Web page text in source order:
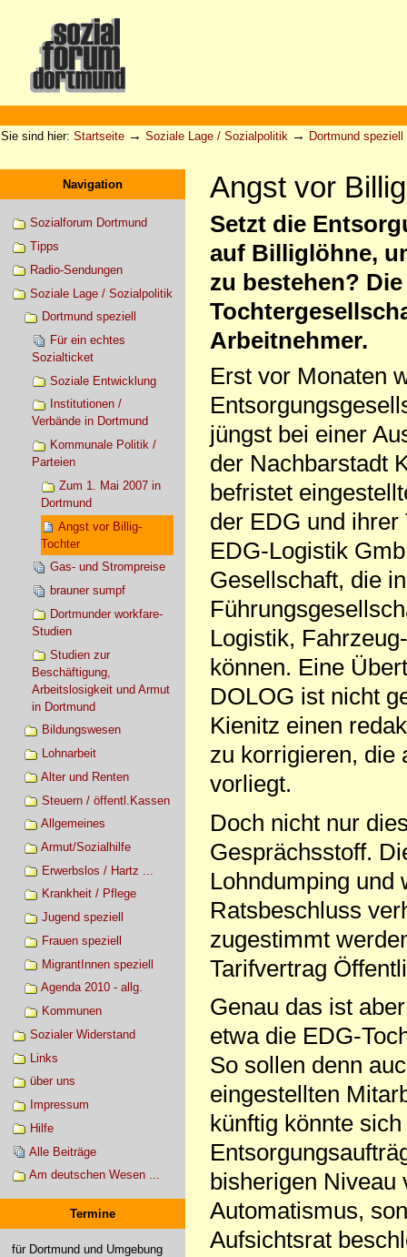
Werkzeuge
Sie sind hier: Startseite → Soziale Lage / Sozialpolitik → Dortmund speziell
Navigation
Sozialforum Dortmund
Tipps
Radio-Sendungen
Soziale Lage / Sozialpolitik
Dortmund speziell
Für ein echtes
Sozialticket
Soziale Entwicklung
Institutionen /
Verbände in Dortmund
Kommunale Politik /
Parteien
Zum 1. Mai 2007 in
Dortmund
Angst vor Billig-
Tochter
Gas- und Strompreise
brauner sumpf
Dortmunder workfare-
Studien
Studien zur
Beschäftigung,
Arbeitslosigkeit und Armut
in Dortmund
Bildungswesen
Lohnarbeit
Alter und Renten
Steuern / öffentl.Kassen
Allgemeines
Armut/Sozialhilfe
Erwerbslos / Hartz ...
Krankheit / Pflege
Jugend speziell
Frauen speziell
MigrantInnen speziell
Agenda 2010 - allg.
Kommunen
Sozialer Widerstand
Links
über uns
Impressum
Hilfe
Alle Beiträge
Am deutschen Wesen ...
Termine
für Dortmund und Umgebung
Angst vor
Setzt die
auf Billiglöhne,
zu bestehen?
Arbeitnehmer.
Erst vor Monaten
jüngst bei einer
der Nachbarstadt
befristet
der EDG und
EDG-Logistik
Gesellschaft, die
Logistik,
können. Eine
DOLOG ist nicht
Kienitz einen
zu korrigieren, die
vorliegt.
Doch nicht nur
Gesprächsstoff.
Lohndumping und
Ratsbeschluss
zugestimmt
Tarifvertrag
Genau das ist
etwa die EDG-
So sollen denn
eingestellten
künftig könnte
bisherigen Niveau
Automatismus,
Aufsichtsrat